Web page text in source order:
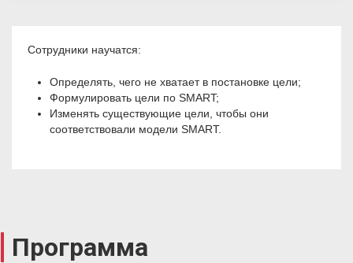
Сотрудники научатся:
Определять, чего не хватает в постановке цели;
Формулировать цели по SMART;
Изменять существующие цели, чтобы они
соответствовали модели SMART.
Программа